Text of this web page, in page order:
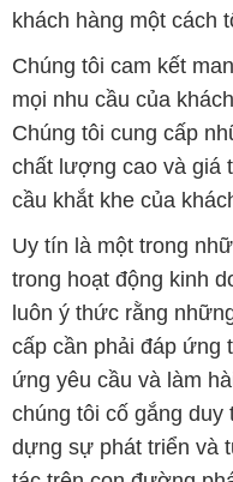
khách hàng một cách
Chúng tôi cam kết
mọi nhu cầu của
Chúng tôi cung cấp
chất lượng cao và giá
cầu khắt khe của
Uy tín là một trong
trong hoạt động kinh
luôn ý thức rằng
cấp cần phải đáp ứng
ứng yêu cầu và làm
chúng tôi cố gắng
dựng sự phát triển và